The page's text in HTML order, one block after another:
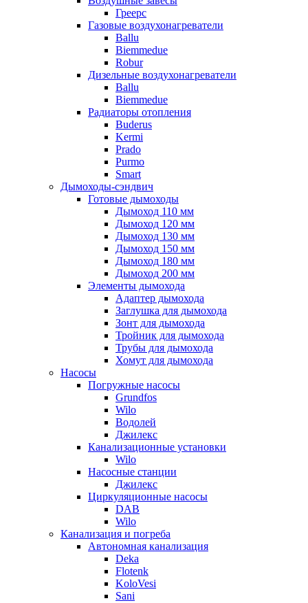
Греерс
Газовые воздухонагреватели
Ballu
Biemmedue
Robur
Дизельные воздухонагреватели
Ballu
Biemmedue
Радиаторы отопления
Buderus
Kermi
Prado
Purmo
Smart
Дымоходы-сэндвич
Готовые дымоходы
Дымоход 110 мм
Дымоход 120 мм
Дымоход 130 мм
Дымоход 150 мм
Дымоход 180 мм
Дымоход 200 мм
Элементы дымохода
Адаптер дымохода
Заглушка для дымохода
Зонт для дымохода
Тройник для дымохода
Трубы для дымохода
Хомут для дымохода
Насосы
Погружные насосы
Grundfos
Wilo
Водолей
Джилекс
Канализационные установки
Wilo
Насосные станции
Джилекс
Циркуляционные насосы
DAB
Wilo
Канализация и погреба
Автономная канализация
Deka
Flotenk
KoloVesi
Sani